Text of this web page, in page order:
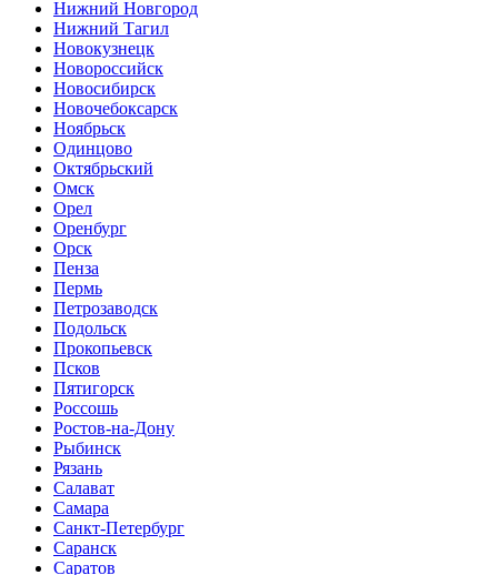
Нижний Новгород
Нижний Тагил
Новокузнецк
Новороссийск
Новосибирск
Новочебоксарск
Ноябрьск
Одинцово
Октябрьский
Омск
Орел
Оренбург
Орск
Пенза
Пермь
Петрозаводск
Подольск
Прокопьевск
Псков
Пятигорск
Россошь
Ростов-на-Дону
Рыбинск
Рязань
Салават
Самара
Санкт-Петербург
Саранск
Саратов